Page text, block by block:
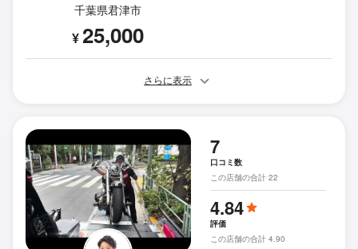
千葉県君津市
¥25,000
さらに表示
7
口コミ数
この店舗の合計 22
4.84
評価
この店舗の合計 4.90